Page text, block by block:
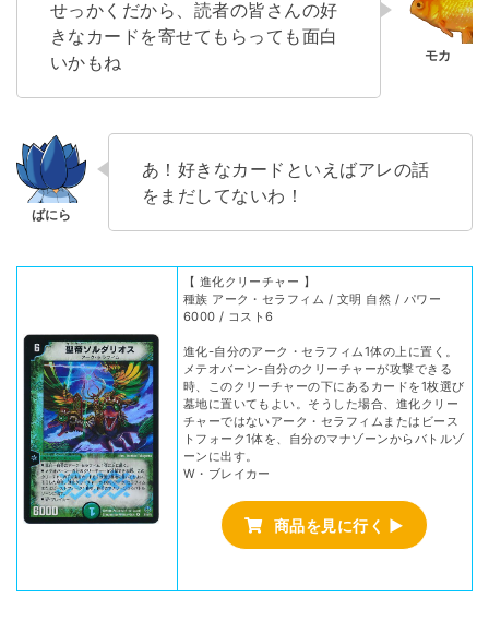
せっかくだから、読者の皆さんの好
きなカードを寄せてもらっても面白
いかもね
あ！好きなカードといえばアレの話
をまだしてないわ！
【 進化クリーチャー 】
種族 アーク・セラフィム / 文明 自然 / パワー
6000 / コスト6
進化-自分のアーク・セラフィム1体の上に置く。
メテオバーン-自分のクリーチャーが攻撃できる
時、このクリーチャーの下にあるカードを1枚選び
墓地に置いてもよい。そうした場合、進化クリー
チャーではないアーク・セラフィムまたはビース
トフォーク1体を、自分のマナゾーンからバトルゾ
ーンに出す。
W・ブレイカー
商品を見に行く ▶